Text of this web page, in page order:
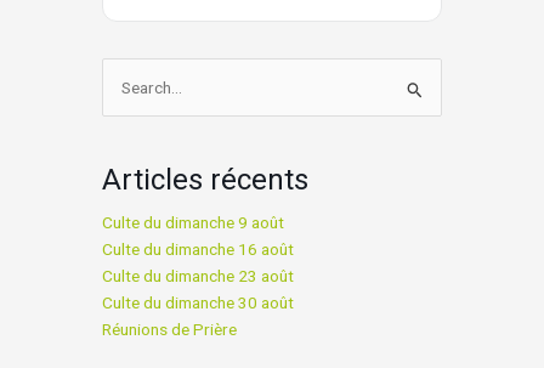
Rechercher :
Articles récents
Culte du dimanche 9 août
Culte du dimanche 16 août
Culte du dimanche 23 août
Culte du dimanche 30 août
Réunions de Prière